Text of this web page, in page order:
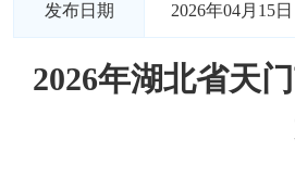
发布日期 2026年04月15日
2026年湖北省天